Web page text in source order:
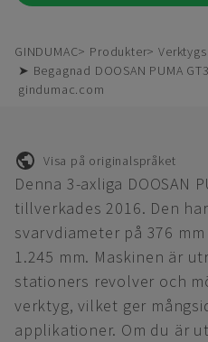
GINDUMAC Produkter
➤ Begagnad DOOSAN PUMA
gindumac.com
Visa på originalspråket
Denna 3-axliga DOOSAN
tillverkades 2016. Den
svarvdiameter på 376
1.245 mm. Maskinen är
stationers revolver och
verktyg, vilket ger
applikationer. Om du är